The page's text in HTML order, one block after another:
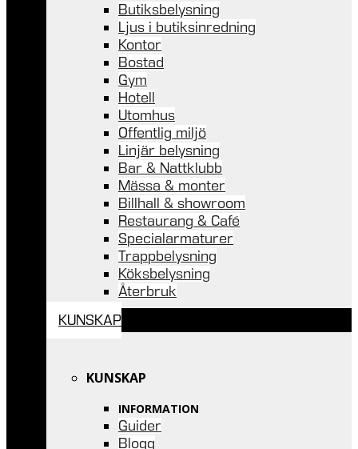
Butiksbelysning
Ljus i butiksinredning
Kontor
Bostad
Gym
Hotell
Utomhus
Offentlig miljö
Linjär belysning
Bar & Nattklubb
Mässa & monter
Billhall & showroom
Restaurang & Café
Specialarmaturer
Trappbelysning
Köksbelysning
Återbruk
KUNSKAP
KUNSKAP
INFORMATION
Guider
Blogg